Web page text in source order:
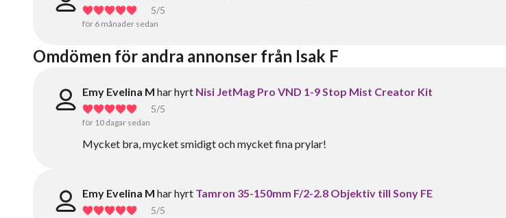
5/5
för 6 månader sedan
Omdömen för andra annonser från Isak F
Emy Evelina M har hyrt Nisi JetMag Pro VND 1-9 Stop Mist Creator Kit
5/5
för 10 dagar sedan
Mycket bra, mycket smidigt och mycket fina prylar!
Emy Evelina M har hyrt Tamron 35-150mm F/2-2.8 Objektiv till Sony FE
5/5